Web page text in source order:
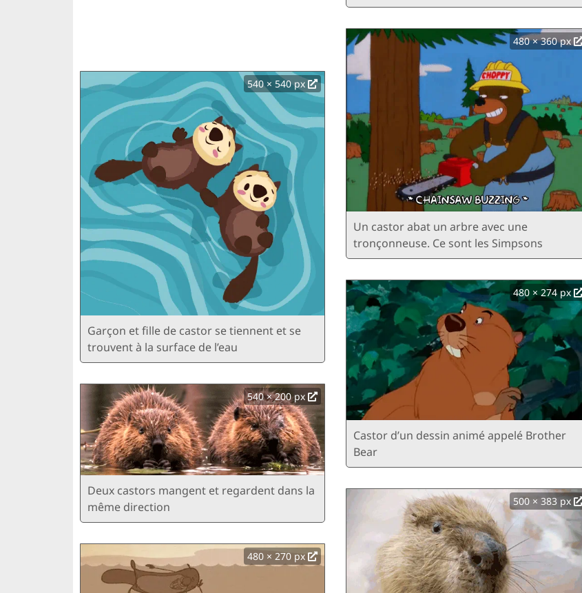
540 × 540 px
Garçon et fille de castor se tiennent et se
trouvent à la surface de l’eau
540 × 200 px
Deux castors mangent et regardent dans la
même direction
480 × 270 px
480 × 360 px
Un castor abat un arbre avec une
tronçonneuse. Ce sont les Simpsons
480 × 274 px
Castor d’un dessin animé appelé Brother
Bear
500 × 383 px